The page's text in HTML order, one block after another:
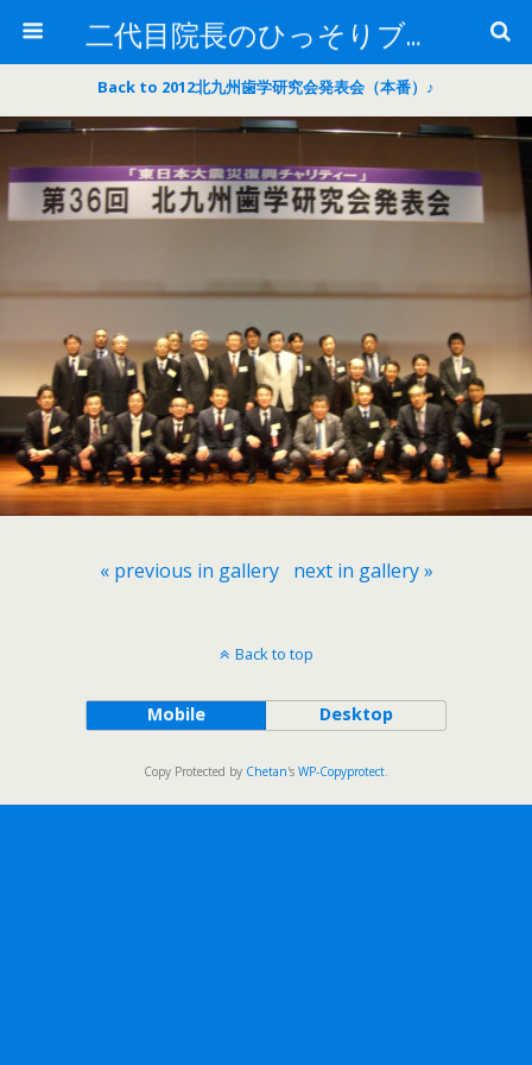
二代目院長のひっそりブログ
Back to 2012北九州歯学研究会発表会（本番）♪
« previous in gallery next in gallery »
Back to top
Mobile Desktop
Copy Protected by Chetan's WP-Copyprotect.